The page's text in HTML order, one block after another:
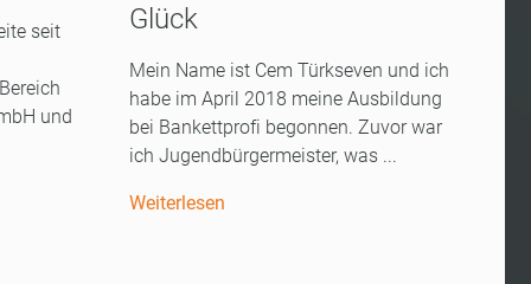
seit
und
Glück
Mein Name ist Cem Türkseven und ich
habe im April 2018 meine Ausbildung
bei Bankettprofi begonnen. Zuvor war
ich Jugendbürgermeister, was ...
Weiterlesen